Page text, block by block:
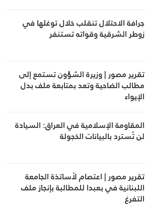
جرافة الاحتلال تنقلب خلال توغلها في
زوطر الشرقية وقواته تستنفر
تقرير مصور | وزيرة الشؤون تستمع إلى
مطالب الضاحية وتعد بمتابعة ملف بدل
الإيواء
المقاومة الإسلامية في العراق: السيادة
لن تُسترد بالبيانات الخجولة
تقرير مصور | اعتصام لأساتذة الجامعة
اللبنانية في بعبدا للمطالبة بإنجاز ملف
التفرغ